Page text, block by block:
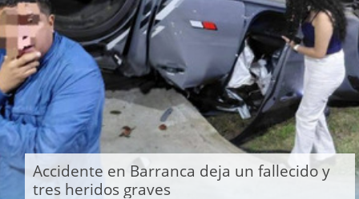
Accidente en Barranca deja un fallecido y
tres heridos graves